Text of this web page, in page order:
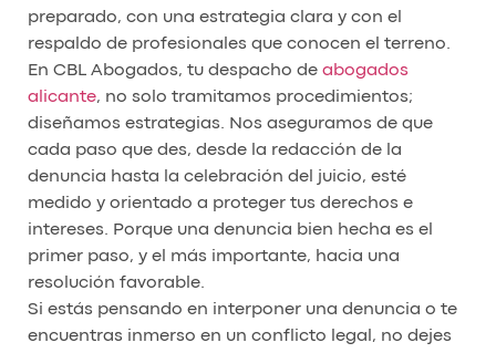
preparado, con una estrategia clara y con el
respaldo de profesionales que conocen el terreno.
En CBL Abogados, tu despacho de abogados
alicante, no solo tramitamos procedimientos;
diseñamos estrategias. Nos aseguramos de que
cada paso que des, desde la redacción de la
denuncia hasta la celebración del juicio, esté
medido y orientado a proteger tus derechos e
intereses. Porque una denuncia bien hecha es el
primer paso, y el más importante, hacia una
resolución favorable.
Si estás pensando en interponer una denuncia o te
encuentras inmerso en un conflicto legal, no dejes